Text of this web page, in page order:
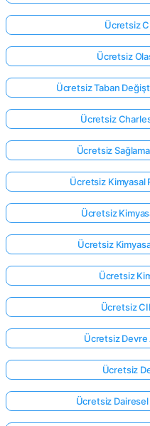
Ücretsiz
Ücretsiz
Ücretsiz Taban
Ücretsiz Charles
Ücretsiz Sağlama
Ücretsiz Kimyasal
Ücretsiz
Ücretsiz
Ücretsiz
Ücretsiz
Ücretsiz Devre
Ücretsiz
Ücretsiz Dairesel